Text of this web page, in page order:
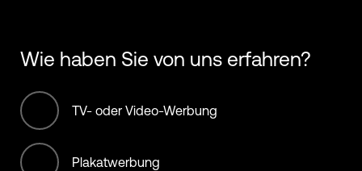
Infrastructure
International bodies
Manufacturing
Wie haben Sie von uns erfahren?
TV- oder Video-Werbung
Plakatwerbung